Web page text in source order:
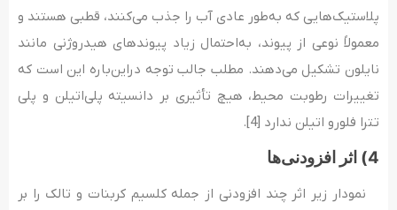
پلاستیک‌هایی که به‌طور عادی آب را جذب می‌کنند، قطبی هستند و
معمولاً نوعی از پیوند، به‌احتمال زیاد پیوندهای هیدروژنی مانند
نایلون تشکیل می‌دهند. مطلب جالب توجه دراین‌باره این است که
تغییرات رطوبت محیط، هیچ تأثیری بر دانسیته پلی‌اتیلن و پلی
تترا فلورو اتیلن ندارد [4].
4) اثر افزودنی‌ها
نمودار زیر اثر چند افزودنی از جمله کلسیم کربنات و تالک را بر